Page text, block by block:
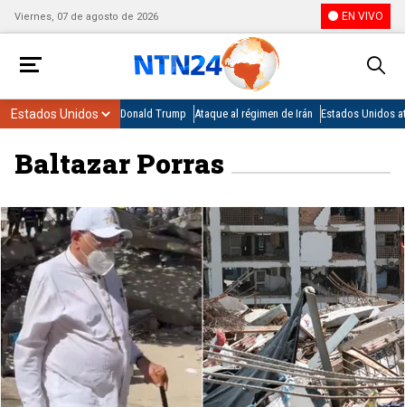
Viernes, 07 de agosto de 2026 EN VIVO
Donald Trump Ataque al régimen de Irán Estados Unidos
Baltazar Porras